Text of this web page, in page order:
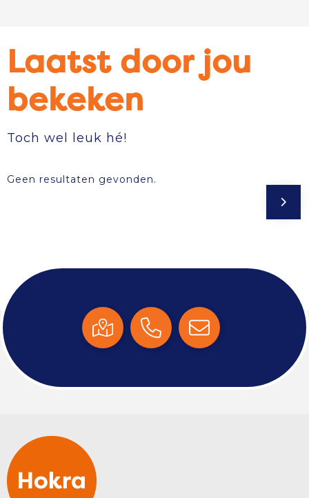
Laatst door jou
bekeken
Toch wel leuk hé!
Geen resultaten gevonden.